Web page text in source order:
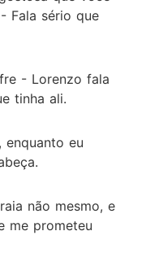
Fala sério que
- Lorenzo fala
tinha ali.
enquanto eu
não mesmo, e
me prometeu